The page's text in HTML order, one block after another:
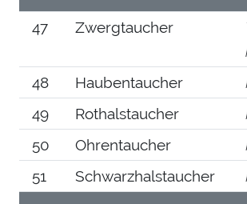
47 Zwergtaucher
48
Haubentaucher
49
Rothalstaucher
50
Ohrentaucher
51
Schwarzhalstaucher